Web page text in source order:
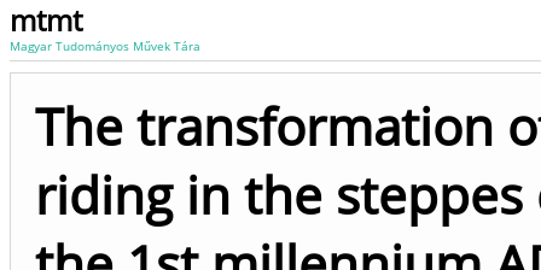
mtmt
Magyar Tudományos Művek Tára
The transformation
riding in the